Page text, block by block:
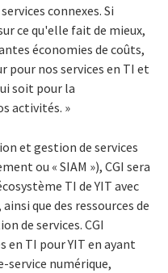
connexes. Si
ce qu'elle fait de mieux,
économies de coûts,
nos services en TI et
soit pour la
activités. »
et gestion de services
ou « SIAM »), CGI sera
TI de YIT avec
que des ressources de
de services. CGI
en TI pour YIT en ayant
service numérique,